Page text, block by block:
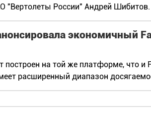
"Вертолеты России" Андрей Шибитов.
экономичный
построен на той же платформе, что и
расширенный диапазон